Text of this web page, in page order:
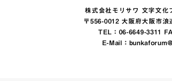
株式会社モリサワ 文字文化
〒556-0012 大阪府大阪市浪
TEL： 06-6649-3311
E-Mail：